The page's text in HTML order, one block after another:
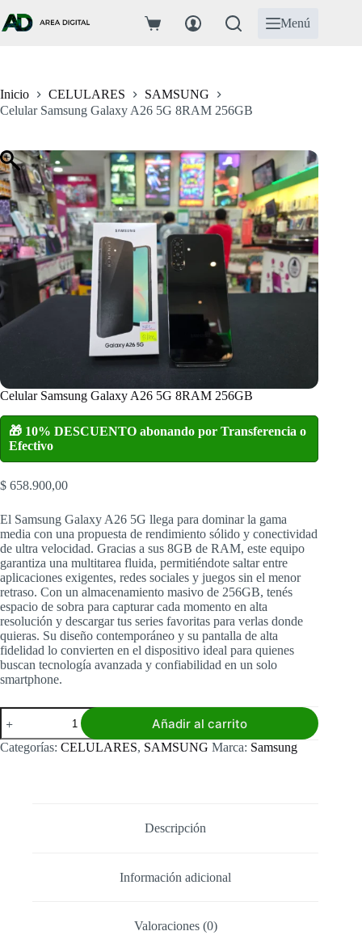
al
contenido
Carro
Menú
Inicio CELULARES
SAMSUNG
Celular Samsung Galaxy A26 5G 8RAM 256GB
Celular Samsung Galaxy A26 5G 8RAM 256GB
🎁 10% DESCUENTO abonando por Transferencia o
Efectivo
$ 658.900,00
El Samsung Galaxy A26 5G llega para dominar la gama
media con una propuesta de rendimiento sólido y conectividad
de ultra velocidad. Gracias a sus 8GB de RAM, este equipo
garantiza una multitarea fluida, permitiéndote saltar entre
aplicaciones exigentes, redes sociales y juegos sin el menor
retraso. Con un almacenamiento masivo de 256GB, tenés
espacio de sobra para capturar cada momento en alta
resolución y descargar tus series favoritas para verlas donde
quieras. Su diseño contemporáneo y su pantalla de alta
fidelidad lo convierten en el dispositivo ideal para quienes
buscan tecnología avanzada y confiabilidad en un solo
smartphone.
Celular
Samsung
Galaxy
A26
Añadir al carrito
Categorías: CELULARES, SAMSUNG Marca: Samsung
Descripción
Información adicional
Valoraciones (0)